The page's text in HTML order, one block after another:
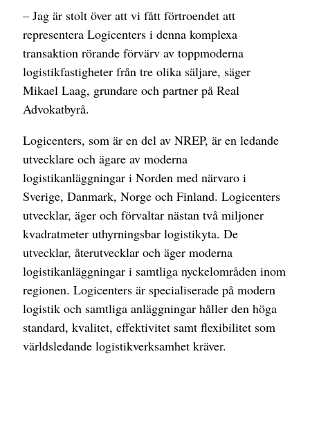
– Jag är stolt över att vi fått förtroendet att
representera Logicenters i denna komplexa
transaktion rörande förvärv av toppmoderna
logistikfastigheter från tre olika säljare, säger
Mikael Laag, grundare och partner på Real
Advokatbyrå.
Logicenters, som är en del av NREP, är en ledande
utvecklare och ägare av moderna
logistikanläggningar i Norden med närvaro i
Sverige, Danmark, Norge och Finland. Logicenters
utvecklar, äger och förvaltar nästan två miljoner
kvadratmeter uthyrningsbar logistikyta. De
utvecklar, återutvecklar och äger moderna
logistikanläggningar i samtliga nyckelområden inom
regionen. Logicenters är specialiserade på modern
logistik och samtliga anläggningar håller den höga
standard, kvalitet, effektivitet samt flexibilitet som
världsledande logistikverksamhet kräver.